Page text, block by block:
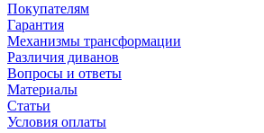
Покупателям
Гарантия
Механизмы трансформации
Различия диванов
Вопросы и ответы
Материалы
Статьи
Условия оплаты